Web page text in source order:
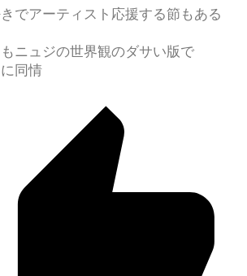
でアーティスト応援する節もある
ニュジの世界観のダサい版で
同情